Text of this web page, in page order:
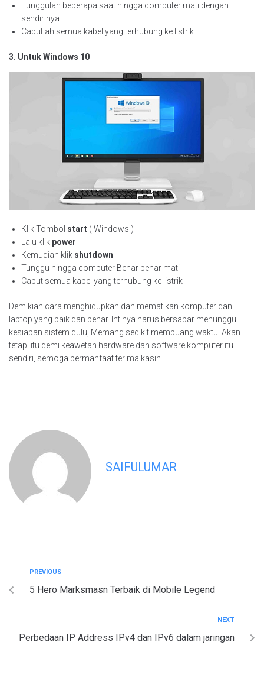
Tunggulah beberapa saat hingga computer mati dengan
sendirinya
Cabutlah semua kabel yang terhubung ke listrik
3. Untuk Windows 10
Klik Tombol start ( Windows )
Lalu klik power
Kemudian klik shutdown
Tunggu hingga computer Benar benar mati
Cabut semua kabel yang terhubung ke listrik
Demikian cara menghidupkan dan mematikan komputer dan
laptop yang baik dan benar. Intinya harus bersabar menunggu
kesiapan sistem dulu, Memang sedikit membuang waktu. Akan
tetapi itu demi keawetan hardware dan software komputer itu
sendiri, semoga bermanfaat terima kasih.
SAIFULUMAR
PREVIOUS
5 Hero Marksmasn Terbaik di Mobile Legend
NEXT
Perbedaan IP Address IPv4 dan IPv6 dalam jaringan